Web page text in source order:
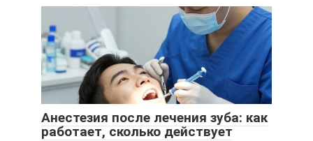
Анестезия после лечения зуба: как
работает, сколько действует